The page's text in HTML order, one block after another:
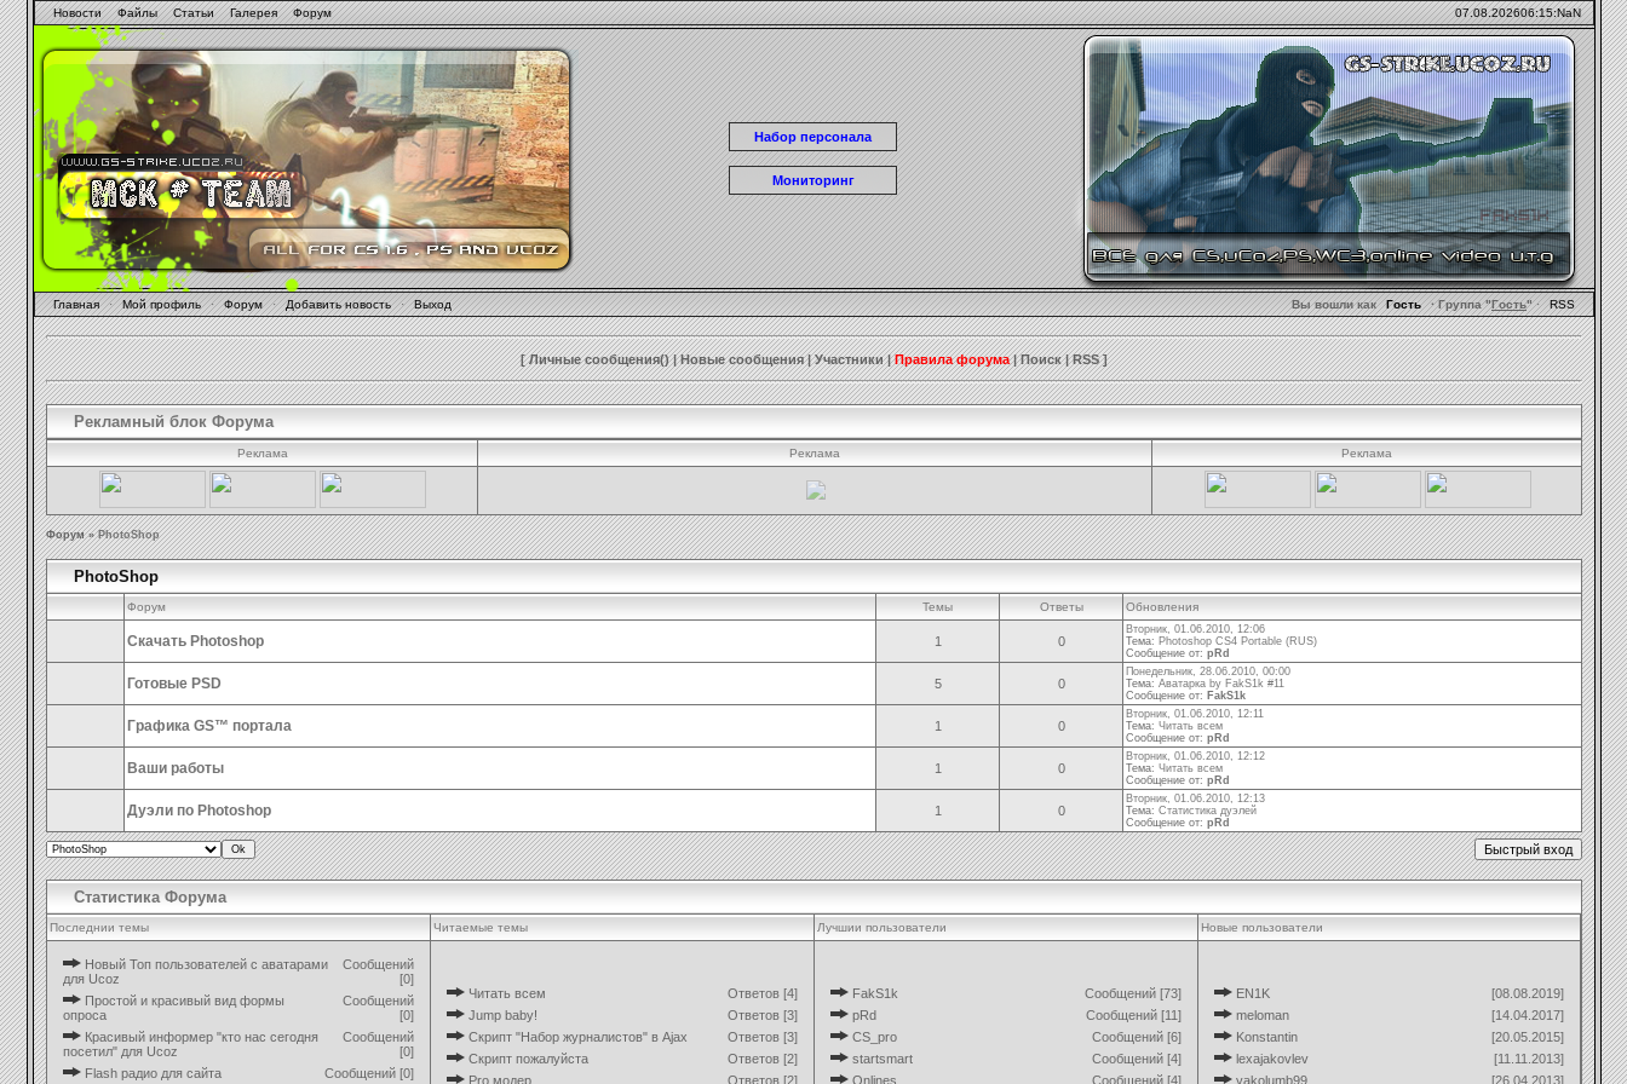
Новости Файлы Статьи Галерея Форум 07.08.202606:15:NaN
Набор персонала
Мониторинг
Главная · Мой профиль · Форум · Добавить новость · Выход Вы вошли как Гость · Группа "Гость"· RSS
[Личные сообщения()|Новые сообщения|Участники|Правила форума|Поиск|RSS]
Рекламный блок Форума
Реклама Реклама Реклама
Форум » PhotoShop
PhotoShop
Форум Темы Ответы Обновления
Скачать Photoshop 1 0
Вторник, 01.06.2010, 12:06
Тема: Photoshop CS4 Portable (RUS)
Сообщение от: pRd
Готовые PSD 5 0
Понедельник, 28.06.2010, 00:00
Тема: Аватарка by FakS1k #11
Сообщение от: FakS1k
Графика GS™ портала 1 0
Вторник, 01.06.2010, 12:11
Тема: Читать всем
Сообщение от: pRd
Ваши работы 1 0
Вторник, 01.06.2010, 12:12
Тема: Читать всем
Сообщение от: pRd
Дуэли по Photoshop 1 0
Вторник, 01.06.2010, 12:13
Тема: Статистика дуэлей
Сообщение от: pRd
Статистика Форума
Последнии темы Читаемые темы Лучшии пользователи Новые пользователи
Новый Топ пользователей с аватарами
для Ucoz
Сообщений
[0]
Простой и красивый вид формы
опроса
Сообщений
[0]
Красивый информер "кто нас сегодня
посетил" для Ucoz
Сообщений
[0]
Flash радио для сайта
Сообщений [0]
Читать всем
Ответов [4]
Jump baby!
Ответов [3]
Скрипт "Набор журналистов" в Ajax
Ответов [3]
Скрипт пожалуйста
Ответов [2]
Pro модер
Ответов [2]
FakS1k
Сообщений [73]
pRd
Сообщений [11]
CS_pro
Сообщений [6]
startsmart
Сообщений [4]
Onlines
Сообщений [4]
EN1K
[08.08.2019]
meloman
[14.04.2017]
Konstantin
[20.05.2015]
lexajakovlev
[11.11.2013]
yakolumb99
[26.04.2013]